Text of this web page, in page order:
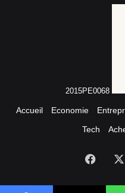
2015PE0068
Accueil Economie
Tech